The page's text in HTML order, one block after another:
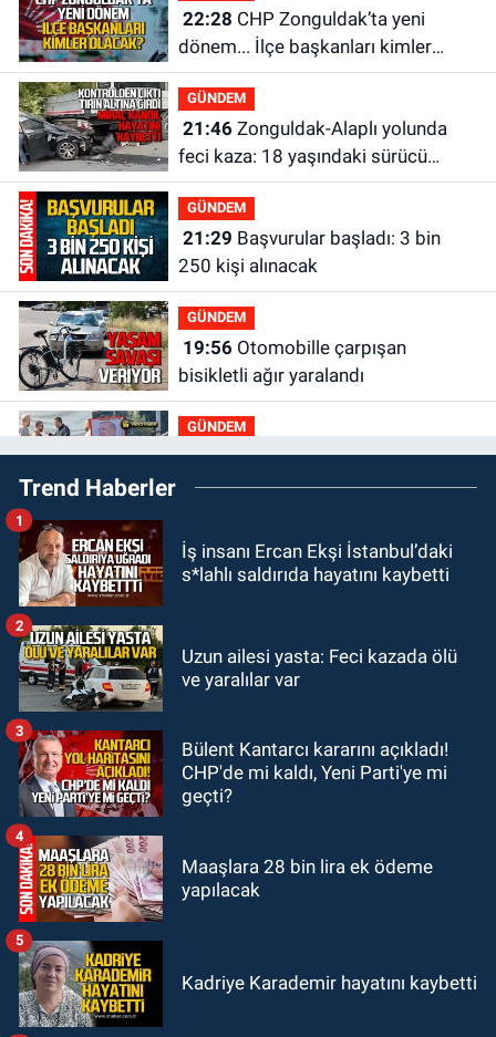
22:28
dönem... İlçe başkanları kimler
olacak?
GÜNDEM
21:46Zonguldak-Alaplı yolunda
feci kaza: 18 yaşındaki sürücü
hayatını kaybetti
GÜNDEM
21:29
250 kişi alınacak
GÜNDEM
19:56Otomobille çarpışan
bisikletli ağır yaralandı
GÜNDEM
19:46Cumhurbaşkanı Erdoğan’ın
fotoğrafını söküp indirdi
18:48Yeni başkan belli oldu:
Kongrede dostluk mesajları
18:36AK Parti teşkilatları
GÜNDEM
18:18Gurbetçi Elmaslar
Zonguldakspor’a destek oldu
Trend Haberler
İş insanı Ercan Ekşi İstanbul’daki
s*lahlı saldırıda hayatını kaybetti
1
Uzun ailesi yasta: Feci kazada ölü
ve yaralılar var
2
Bülent Kantarcı kararını açıkladı!
CHP'de mi kaldı, Yeni Parti'ye mi
geçti?
3
Maaşlara 28 bin lira ek ödeme
yapılacak
4
Kadriye Karademir hayatını kaybetti
5